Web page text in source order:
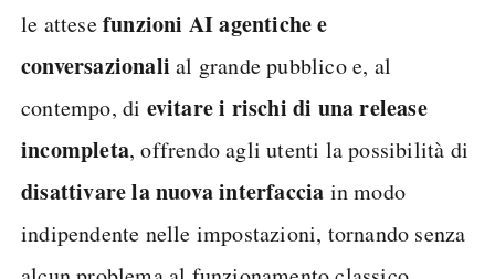
le attesefunzioni AI agentichee
conversazionalial grande pubblico e, al
contempo, di evitare i rischi di una release
incompleta, offrendo agli utenti la possibilità di
disattivare la nuova interfaccia in modo
indipendente nelle impostazioni, tornando senza